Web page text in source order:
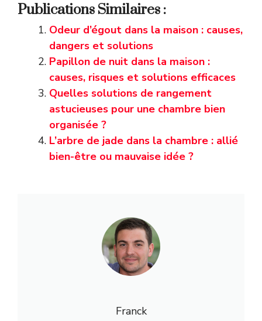
Publications Similaires :
Odeur d’égout dans la maison : causes,
dangers et solutions
Papillon de nuit dans la maison :
causes, risques et solutions efficaces
Quelles solutions de rangement
astucieuses pour une chambre bien
organisée ?
L’arbre de jade dans la chambre : allié
bien-être ou mauvaise idée ?
Franck